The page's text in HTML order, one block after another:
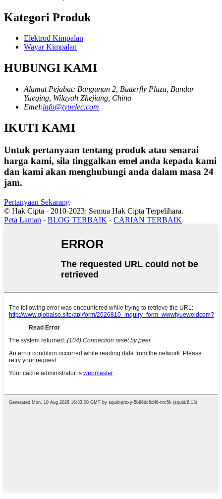
Kategori Produk
Elektrod Kimpalan
Wayar Kimpalan
HUBUNGI KAMI
Alamat Pejabat: Bangunan 2, Butterfly Plaza, Bandar
Yueqing, Wilayah Zhejiang, China
Emel:info@tyuelec.com
IKUTI KAMI
Untuk pertanyaan tentang produk atau senarai
harga kami, sila tinggalkan emel anda kepada kami
dan kami akan menghubungi anda dalam masa 24
jam.
Pertanyaan Sekarang
© Hak Cipta - 2010-2023: Semua Hak Cipta Terpelihara.
Peta Laman - BLOG TERBAIK - CARIAN TERBAIK